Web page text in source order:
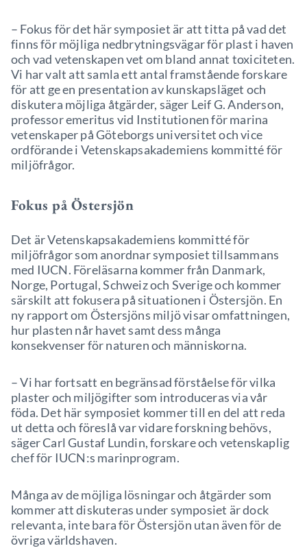
– Fokus för det här symposiet är att titta på vad det
finns för möjliga nedbrytningsvägar för plast i haven
och vad vetenskapen vet om bland annat toxiciteten.
Vi har valt att samla ett antal framstående forskare
för att ge en presentation av kunskapsläget och
diskutera möjliga åtgärder, säger Leif G. Anderson,
professor emeritus vid Institutionen för marina
vetenskaper på Göteborgs universitet och vice
ordförande i Vetenskapsakademiens kommitté för
miljöfrågor.
Fokus på Östersjön
Det är Vetenskapsakademiens kommitté för
miljöfrågor som anordnar symposiet tillsammans
med IUCN. Föreläsarna kommer från Danmark,
Norge, Portugal, Schweiz och Sverige och kommer
särskilt att fokusera på situationen i Östersjön. En
ny rapport om Östersjöns miljö visar omfattningen,
hur plasten når havet samt dess många
konsekvenser för naturen och människorna.
– Vi har fortsatt en begränsad förståelse för vilka
plaster och miljögifter som introduceras via vår
föda. Det här symposiet kommer till en del att reda
ut detta och föreslå var vidare forskning behövs,
säger Carl Gustaf Lundin, forskare och vetenskaplig
chef för IUCN:s marinprogram.
Många av de möjliga lösningar och åtgärder som
kommer att diskuteras under symposiet är dock
relevanta, inte bara för Östersjön utan även för de
övriga världshaven.